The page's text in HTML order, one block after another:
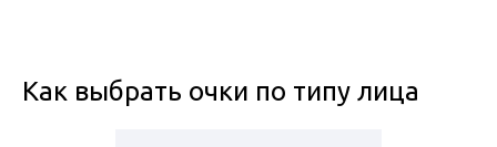
Как выбрать очки по типу лица